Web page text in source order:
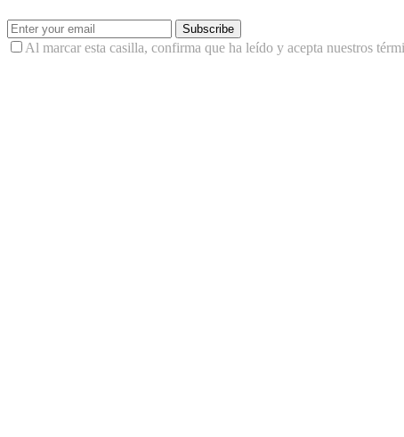
Subscribe
Al marcar esta casilla, confirma que ha leído y acepta nuestros